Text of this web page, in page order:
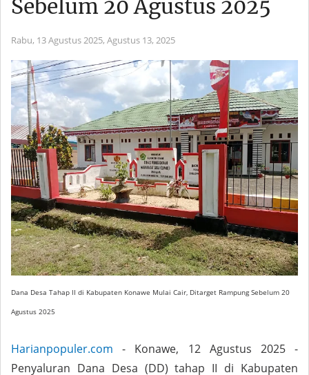
Sebelum 20 Agustus 2025
Rabu, 13 Agustus 2025, Agustus 13, 2025
Dana Desa Tahap II di Kabupaten Konawe Mulai Cair, Ditarget Rampung Sebelum 20
Agustus 2025
Harianpopuler.com - Konawe, 12 Agustus 2025 -
Penyaluran Dana Desa (DD) tahap II di Kabupaten